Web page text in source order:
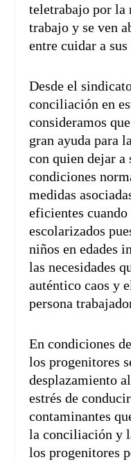
teletrabajo por la
trabajo y se ven
entre cuidar a
Desde el
conciliación en
consideramos
gran ayuda para
con quien dejar a
condiciones
medidas
eficientes
escolarizados
niños en edades
las necesidades
auténtico caos y
persona
En condiciones
los progenitores
desplazamiento
estrés de
contaminantes
la conciliación y
los progenitores